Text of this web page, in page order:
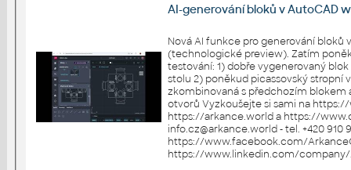
AI-generování bloků v AutoCAD
Nová AI funkce pro generování bloků
(technologické preview). Zatím
testování: 1) dobře vygenerovaný
stolu 2) poněkud picassovský stropní
zkombinovaná s předchozím blokem
otvorů Vyzkoušejte si sami na https://web.autocad.com Více na:
https://arkance.world a https://
info.cz@arkance.world - tel. +420 910 970 111
https://www.facebook.com/